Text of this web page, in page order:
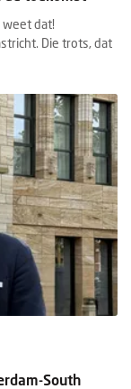
weet dat!
Die trots, dat
South